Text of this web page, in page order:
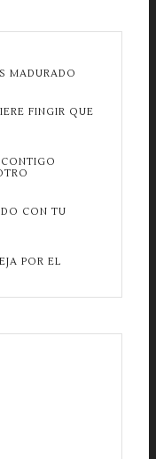
MADURADO
FINGIR QUE
CON TU
POR EL